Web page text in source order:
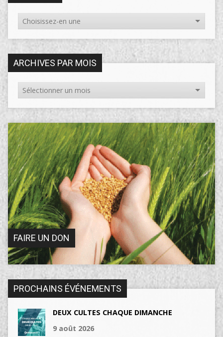
ARCHIVES PAR MOIS
FAIRE UN DON
PROCHAINS ÉVÉNEMENTS
DEUX CULTES CHAQUE DIMANCHE
9 août 2026